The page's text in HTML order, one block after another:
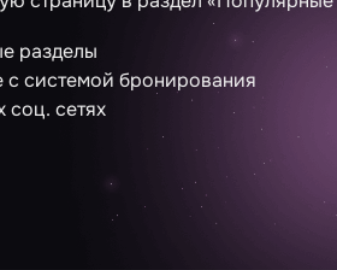
разделы
с системой бронирования
соц. сетях